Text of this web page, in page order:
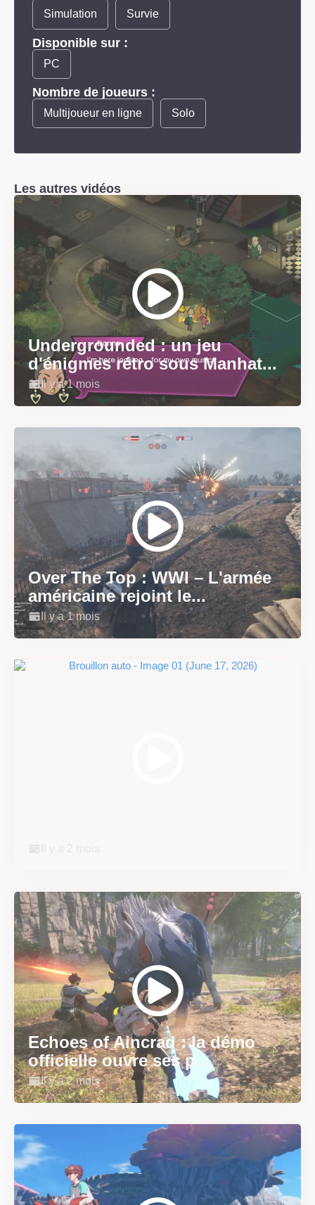
Simulation Survie
Disponible sur :
PC
Nombre de joueurs :
Multijoueur en ligne Solo
Les autres vidéos
Undergrounded : un jeu
d'énigmes rétro sous Manhat...
Il y a 1 mois
Over The Top : WWI – L'armée
américaine rejoint le...
Il y a 1 mois
Echoes of Aincrad : la démo
officielle ouvre ses p...
Il y a 2 mois